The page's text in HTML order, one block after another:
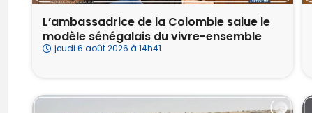
L’ambassadrice de la Colombie salue le
modèle sénégalais du vivre-ensemble
jeudi 6 août 2026 à 14h41